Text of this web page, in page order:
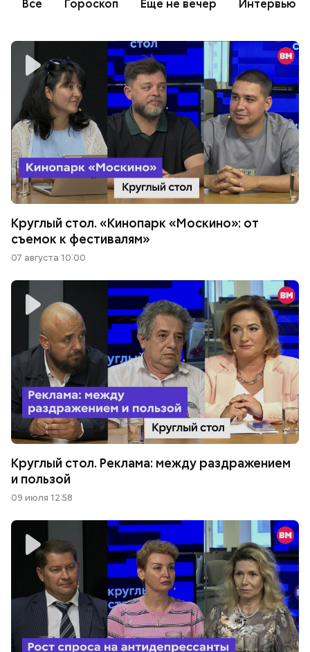
Все Гороскоп Еще не вечер Интервью
Круглый стол. «Кинопарк «Москино»: от
съемок к фестивалям»
07 августа 10:00
Круглый стол. Реклама: между раздражением
и пользой
09 июля 12:58